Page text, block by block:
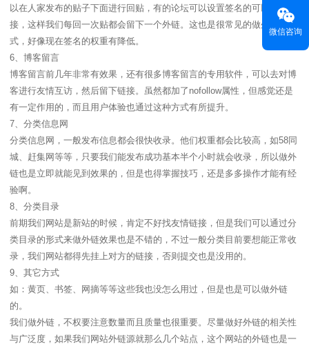
以在人家发布的贴子下面进行回贴，有的论坛可以设置签名的可以做上链
接，这样我们每回一次贴都会留下一个外链。这也是很常见的做外链的方
式，好像现在签名的权重有降低。
6、博客留言
博客留言前几年非常有效果，还有很多博客留言的专用软件，可以去对博
客进行友情互访，然后留下链接。虽然都加了nofollow属性，但感觉还是
有一定作用的，而且用户体验也通过这种方式有所提升。
7、分类信息网
分类信息网，一般发布信息都会很快收录。他们权重都会比较高，如58同
城、赶集网等等，只要我们能发布成功基本半个小时就会收录，所以做外
链也是立即就能见到效果的，但是也得掌握技巧，还是多多操作才能有经
验啊。
8、分类目录
前期我们网站是新站的时候，肯定不好找友情链接，但是我们可以通过分
类目录的形式来做外链效果也是不错的，不过一般分类目前要想能正常收
录，我们网站都得先挂上对方的链接，否则提交也是没用的。
9、其它方式
如：黄页、书签、网摘等等这些我也没怎么用过，但是也是可以做外链
的。
我们做外链，不权要注意数量而且质量也很重要。尽量做好外链的相关性
与广泛度，如果我们网站外链源就那么几个站点，这个网站的外链也是一
微信咨询